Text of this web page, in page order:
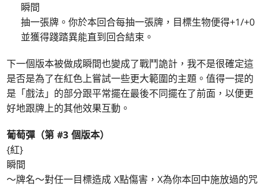
瞬間
抽一張牌。你於本回合每抽一張牌，目標生物便得+1/+0
並獲得踐踏異能直到回合結束。
下一個版本被做成瞬間也變成了戰鬥詭計，我不是很確定這
是否是為了在紅色上嘗試一些更大範圍的主題。值得一提的
是「戲法」的部分跟平常擺在最後不同擺在了前面，以便更
好地跟牌上的其他效果互動。
葡萄彈（第 #3 個版本）
{紅}
瞬間
～牌名～對任一目標造成 X點傷害，X為你本回中施放過的咒